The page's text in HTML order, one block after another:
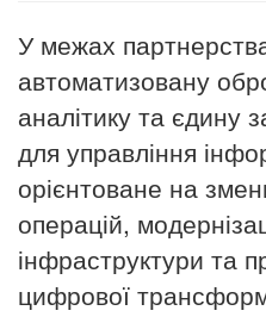
У межах
автоматизовану
аналітику та
для управління
орієнтоване на
операцій,
інфраструктури та
цифрової